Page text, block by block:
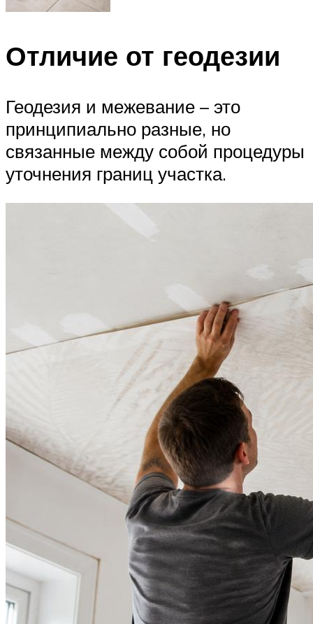
Отличие от геодезии
Геодезия и межевание – это
принципиально разные, но
связанные между собой процедуры
уточнения границ участка.